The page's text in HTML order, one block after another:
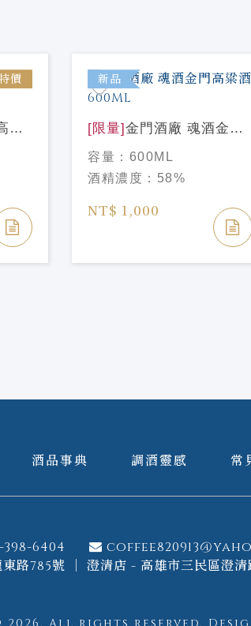
價
粱
新品
[限量] 金門酒廠 魂酒金門
高粱酒600ML
容量： 600ML
酒精濃度： 58%
NT$ 1,000
酒品事典 調酒靈感 常
398-6404
路785號 ｜ 澄清店 - 高雄市三民區澄清